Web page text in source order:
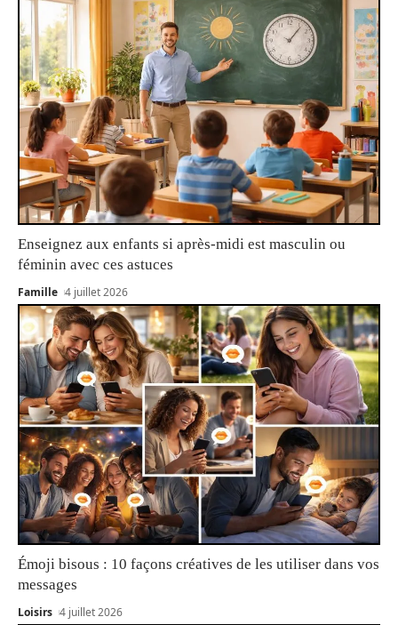
Enseignez aux enfants si après-midi est masculin ou
féminin avec ces astuces
Famille 4 juillet 2026
Émoji bisous : 10 façons créatives de les utiliser dans vos
messages
Loisirs 4 juillet 2026